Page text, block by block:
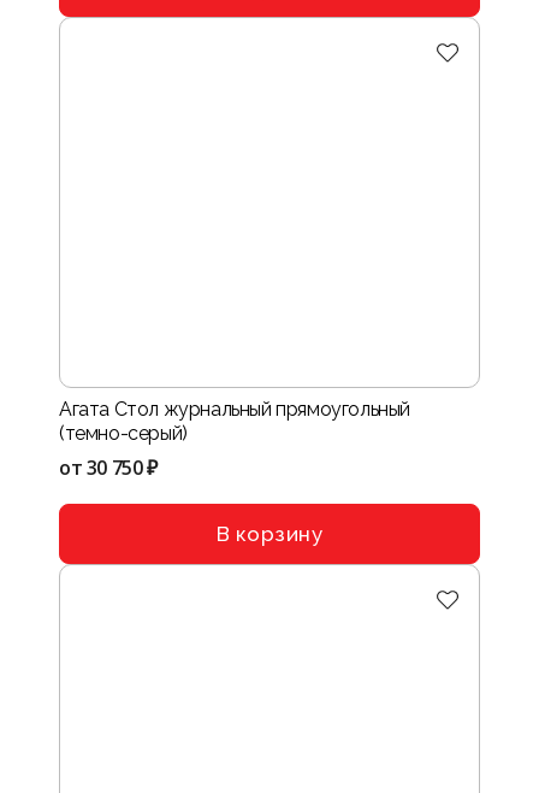
Агата Стол журнальный прямоугольный
(темно-серый)
от30 750 ₽
В корзину